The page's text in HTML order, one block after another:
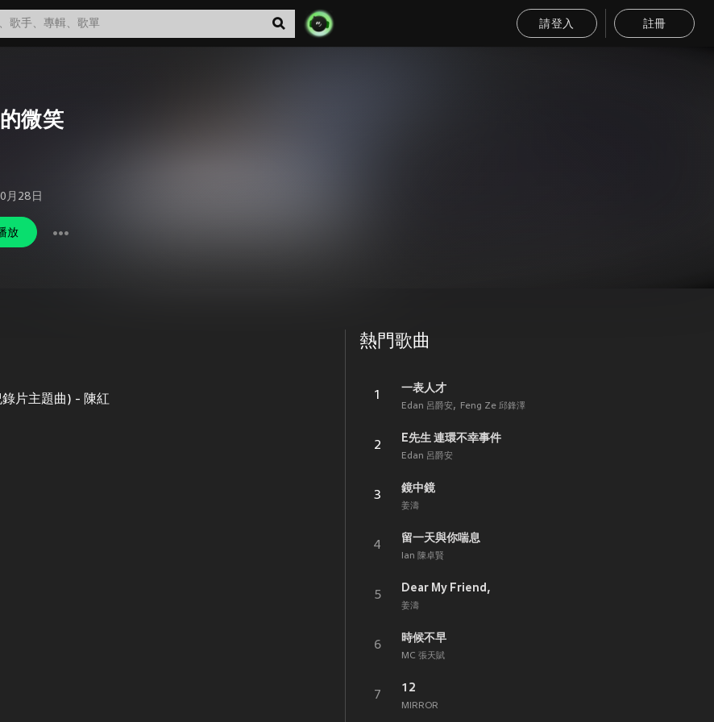
請登入 註冊
微笑
月28日
放
片主題曲) - 陳紅
熱門歌曲
1
一表人才
Edan 呂爵安 Feng Ze 邱鋒澤
2
E先生 連環不幸事件
Edan 呂爵安
3
鏡中鏡
姜濤
4
留一天與你喘息
Ian 陳卓賢
5
Dear My Friend,
姜濤
6
時候不早
MC 張天賦
7
12
MIRROR